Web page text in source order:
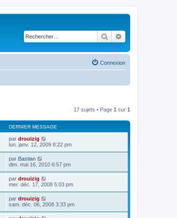
Rechercher
Connexion
17 sujets • Page 1 sur 1
DERNIER MESSAGE
par drouizig
lun. janv. 12, 2009 8:22 pm
par Bastian
dim. mai 16, 2010 6:57 pm
par drouizig
mer. déc. 17, 2008 5:03 pm
par drouizig
sam. déc. 06, 2008 3:33 pm